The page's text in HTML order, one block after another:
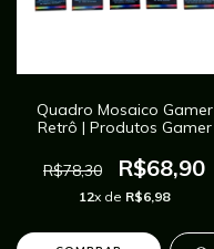
Quadro Mosaico Gamer
Retrô | Produtos Gamer
R$78,30 R$68,90
12x de R$6,98